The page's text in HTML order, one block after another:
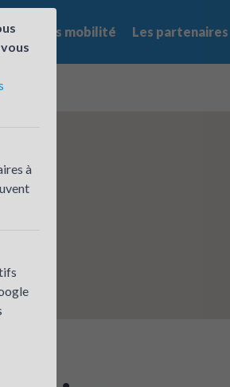
offres mobilité Les partenaires
à